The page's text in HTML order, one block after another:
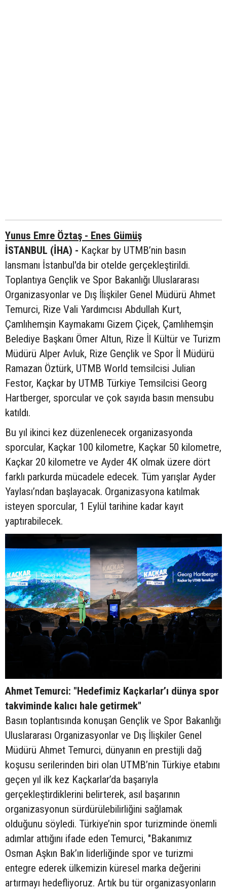
Yunus Emre Öztaş - Enes Gümüş
İSTANBUL (İHA) - Kaçkar by UTMB’nin basın
lansmanı İstanbul'da bir otelde gerçekleştirildi.
Toplantıya Gençlik ve Spor Bakanlığı Uluslararası
Organizasyonlar ve Dış İlişkiler Genel Müdürü Ahmet
Temurci, Rize Vali Yardımcısı Abdullah Kurt,
Çamlıhemşin Kaymakamı Gizem Çiçek, Çamlıhemşin
Belediye Başkanı Ömer Altun, Rize İl Kültür ve Turizm
Müdürü Alper Avluk, Rize Gençlik ve Spor İl Müdürü
Ramazan Öztürk, UTMB World temsilcisi Julian
Festor, Kaçkar by UTMB Türkiye Temsilcisi Georg
Hartberger, sporcular ve çok sayıda basın mensubu
katıldı.
Bu yıl ikinci kez düzenlenecek organizasyonda
sporcular, Kaçkar 100 kilometre, Kaçkar 50 kilometre,
Kaçkar 20 kilometre ve Ayder 4K olmak üzere dört
farklı parkurda mücadele edecek. Tüm yarışlar Ayder
Yaylası’ndan başlayacak. Organizasyona katılmak
isteyen sporcular, 1 Eylül tarihine kadar kayıt
yaptırabilecek.
Ahmet Temurci: "Hedefimiz Kaçkarlar’ı dünya spor
takviminde kalıcı hale getirmek"
Basın toplantısında konuşan Gençlik ve Spor Bakanlığı
Uluslararası Organizasyonlar ve Dış İlişkiler Genel
Müdürü Ahmet Temurci, dünyanın en prestijli dağ
koşusu serilerinden biri olan UTMB’nin Türkiye etabını
geçen yıl ilk kez Kaçkarlar’da başarıyla
gerçekleştirdiklerini belirterek, asıl başarının
organizasyonun sürdürülebilirliğini sağlamak
olduğunu söyledi. Türkiye’nin spor turizminde önemli
adımlar attığını ifade eden Temurci, "Bakanımız
Osman Aşkın Bak’ın liderliğinde spor ve turizmi
entegre ederek ülkemizin küresel marka değerini
artırmayı hedefliyoruz. Artık bu tür organizasyonların